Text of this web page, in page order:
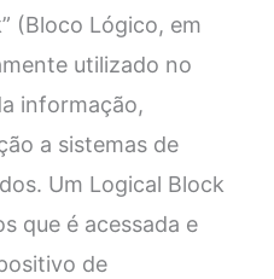
(Bloco Lógico, em
utilizado no
informação,
a sistemas de
Um Logical Block
que é acessada e
de